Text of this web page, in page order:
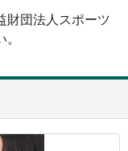
財団法人スポーツ